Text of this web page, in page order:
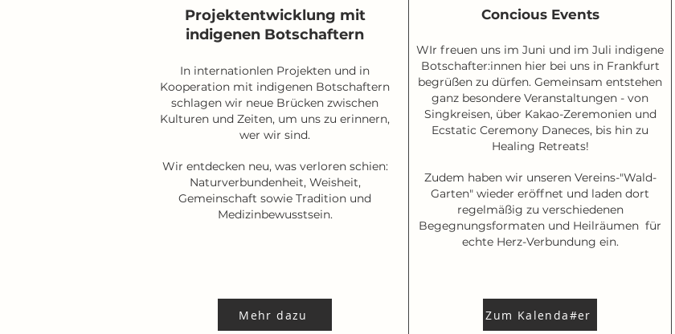
Projektentwicklung mit
indigenen Botschaftern
In internationlen Projekten und in
Kooperation mit indigenen Botschaftern
schlagen wir neue Brücken zwischen
Kulturen und Zeiten, um uns zu erinnern,
wer wir sind.
Wir entdecken neu, was verloren schien:
Naturverbundenheit, Weisheit,
Gemeinschaft sowie Tradition und
Medizinbewusstsein.
Mehr dazu
Concious Events
WIr freuen uns im Juni und im Juli indigene
Botschafter:innen hier bei uns in Frankfurt
begrüßen zu dürfen. Gemeinsam entstehen
ganz besondere Veranstaltungen - von
Singkreisen, über Kakao-Zeremonien und
Ecstatic Ceremony Daneces, bis hin zu
Healing Retreats!
Zudem haben wir unseren Vereins-"Wald-
Garten" wieder eröffnet und laden dort
regelmäßig zu verschiedenen
Begegnungsformaten und Heilräumen für
echte Herz-Verbundung ein.
Zum Kalenda#er